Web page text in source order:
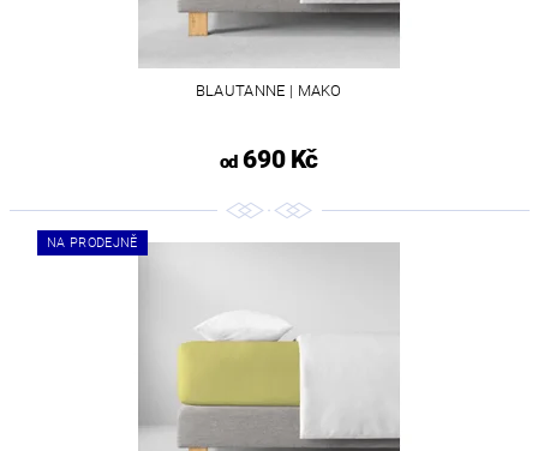
BLAUTANNE | MAKO
od690 Kč
NA PRODEJNĚ